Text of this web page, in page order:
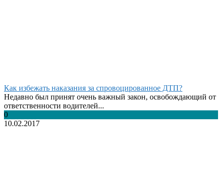
Как избежать наказания за спровоцированное ДТП?
Недавно был принят очень важный закон, освобождающий от
ответственности водителей...
0
10.02.2017